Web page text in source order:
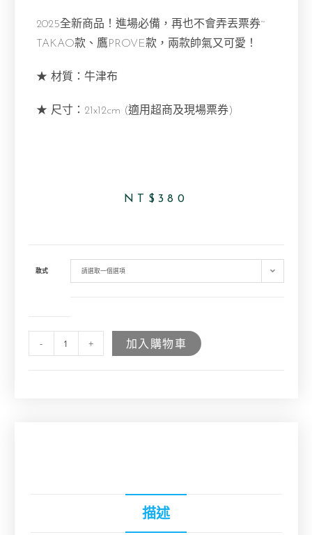
2025全新商品！進場必備，再也不會弄丟票券~
TAKAO款、鷹PROVE款，兩款帥氣又可愛！
★ 材質：牛津布
★ 尺寸：21x12cm (適用超商及現場票券)
NT$ 380
款式 請選取一個選項
- + 加入購物車
描述